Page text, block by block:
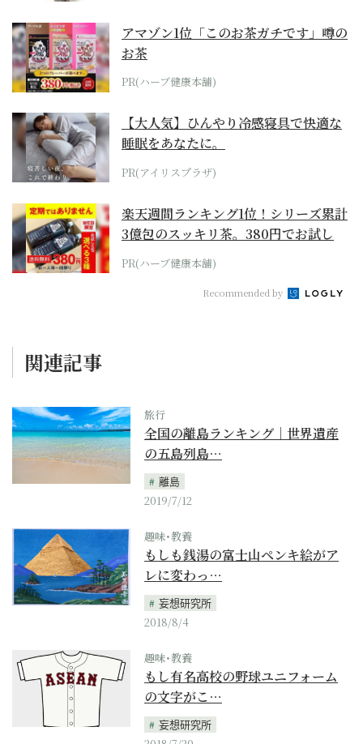
アマゾン1位「このお茶ガチです」噂の
お茶
PR(ハーブ健康本舗)
【大人気】ひんやり冷感寝具で快適な
睡眠をあなたに。
PR(アイリスプラザ)
楽天週間ランキング1位！シリーズ累計
3億包のスッキリ茶。380円でお試し
PR(ハーブ健康本舗)
Recommended by
関連記事
旅行
全国の離島ランキング｜世界遺産
の五島列島…
離島
2019/7/12
趣味･教養
もしも銭湯の富士山ペンキ絵がア
レに変わっ…
妄想研究所
2018/8/4
趣味･教養
もし有名高校の野球ユニフォーム
の文字がこ…
妄想研究所